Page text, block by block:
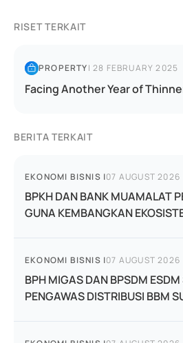
RISET TERKAIT
PROPERTY|28 FEBRUARY 2025
Facing Another Year of
BERITA TERKAIT
EKONOMI BISNIS |07 AUGUST 2026
BPKH DAN BANK MUAMALAT
GUNA KEMBANGKAN
EKONOMI BISNIS |07 AUGUST 2026
BPH MIGAS DAN BPSDM
PENGAWAS DISTRIBUSI BBM